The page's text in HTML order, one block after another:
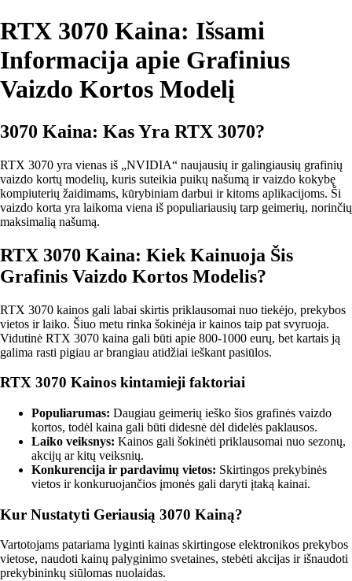
RTX 3070 Kaina: Išsami
Informacija apie Grafinius
Vaizdo Kortos Modelį
3070 Kaina: Kas Yra RTX 3070?
RTX 3070 yra vienas iš „NVIDIA“ naujausių ir galingiausių grafinių
vaizdo kortų modelių, kuris suteikia puikų našumą ir vaizdo kokybę
kompiuterių žaidimams, kūrybiniam darbui ir kitoms aplikacijoms. Ši
vaizdo korta yra laikoma viena iš populiariausių tarp geimerių, norinčių
maksimalią našumą.
RTX 3070 Kaina: Kiek Kainuoja Šis
Grafinis Vaizdo Kortos Modelis?
RTX 3070 kainos gali labai skirtis priklausomai nuo tiekėjo, prekybos
vietos ir laiko. Šiuo metu rinka šokinėja ir kainos taip pat svyruoja.
Vidutinė RTX 3070 kaina gali būti apie 800-1000 eurų, bet kartais ją
galima rasti pigiau ar brangiau atidžiai ieškant pasiūlos.
RTX 3070 Kainos kintamieji faktoriai
Populiarumas: Daugiau geimerių ieško šios grafinės vaizdo
kortos, todėl kaina gali būti didesnė dėl didelės paklausos.
Laiko veiksnys: Kainos gali šokinėti priklausomai nuo sezonų,
akcijų ar kitų veiksnių.
Konkurencija ir pardavimų vietos: Skirtingos prekybinės
vietos ir konkuruojančios įmonės gali daryti įtaką kainai.
Kur Nustatyti Geriausią 3070 Kainą?
Vartotojams patariama lyginti kainas skirtingose elektronikos prekybos
vietose, naudoti kainų palyginimo svetaines, stebėti akcijas ir išnaudoti
prekybininkų siūlomas nuolaidas.